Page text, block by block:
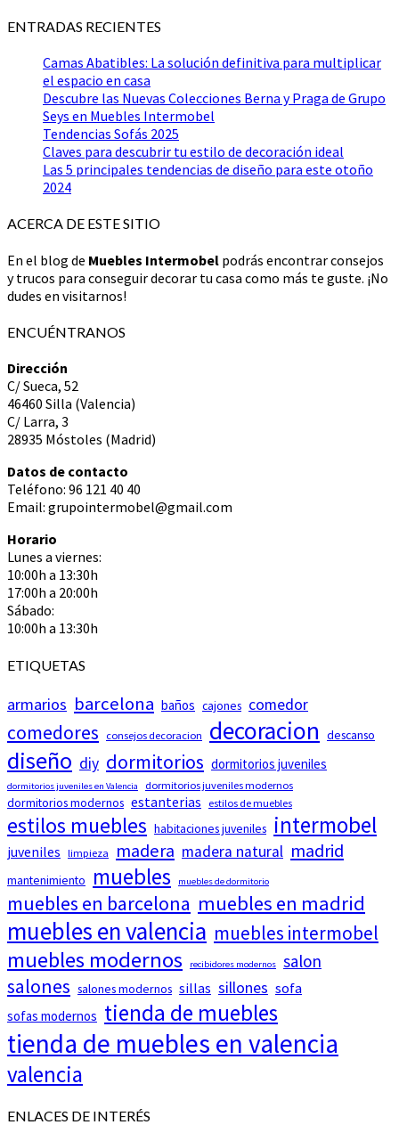
ENTRADAS RECIENTES
Camas Abatibles: La solución definitiva para multiplicar
el espacio en casa
Descubre las Nuevas Colecciones Berna y Praga de Grupo
Seys en Muebles Intermobel
Tendencias Sofás 2025
Claves para descubrir tu estilo de decoración ideal
Las 5 principales tendencias de diseño para este otoño
2024
ACERCA DE ESTE SITIO
En el blog de Muebles Intermobel podrás encontrar consejos
y trucos para conseguir decorar tu casa como más te guste. ¡No
dudes en visitarnos!
ENCUÉNTRANOS
Dirección
C/ Sueca, 52
46460 Silla (Valencia)
C/ Larra, 3
28935 Móstoles (Madrid)
Datos de contacto
Teléfono: 96 121 40 40
Email: grupointermobel@gmail.com
Horario
Lunes a viernes:
10:00h a 13:30h
17:00h a 20:00h
Sábado:
10:00h a 13:30h
ETIQUETAS
armarios barcelona baños cajones comedor
comedores consejos decoracion decoracion descanso
diseño diy dormitorios dormitorios juveniles
dormitorios juveniles en Valencia dormitorios juveniles modernos
dormitorios modernos estanterias estilos de muebles
estilos muebles habitaciones juveniles intermobel
juveniles limpieza madera madera natural madrid
mantenimiento muebles muebles de dormitorio
muebles en barcelona muebles en madrid
muebles en valencia muebles intermobel
muebles modernos recibidores modernos salon
salones salones modernos sillas sillones sofa
sofas modernos tienda de muebles
tienda de muebles en valencia
valencia
ENLACES DE INTERÉS